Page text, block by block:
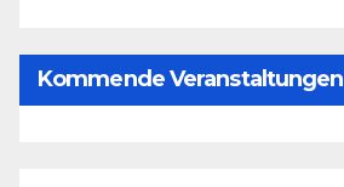
Kommende Veranstaltungen